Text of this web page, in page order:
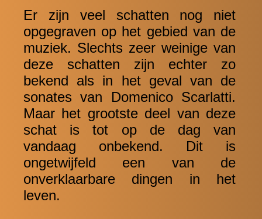
Er zijn veel schatten nog niet
opgegraven op het gebied van de
muziek. Slechts zeer weinige van
deze schatten zijn echter zo
bekend als in het geval van de
sonates van Domenico Scarlatti.
Maar het grootste deel van deze
schat is tot op de dag van
vandaag onbekend. Dit is
ongetwijfeld een van de
onverklaarbare dingen in het
leven.